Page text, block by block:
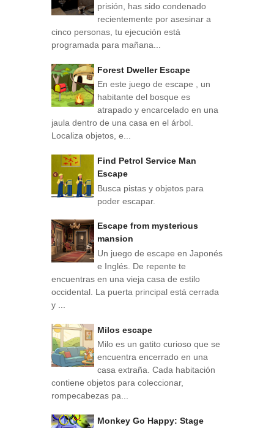
prisión, has sido condenado
recientemente por asesinar a
cinco personas, tu ejecución está
programada para mañana...
Forest Dweller Escape
En este juego de escape , un
habitante del bosque es
atrapado y encarcelado en una
jaula dentro de una casa en el árbol.
Localiza objetos, e...
Find Petrol Service Man
Escape
Busca pistas y objetos para
poder escapar.
Escape from mysterious
mansion
Un juego de escape en Japonés
e Inglés. De repente te
encuentras en una vieja casa de estilo
occidental. La puerta principal está cerrada
y ...
Milos escape
Milo es un gatito curioso que se
encuentra encerrado en una
casa extraña. Cada habitación
contiene objetos para coleccionar,
rompecabezas pa...
Monkey Go Happy: Stage